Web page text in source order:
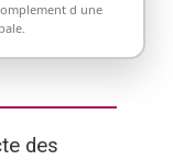
des
d une